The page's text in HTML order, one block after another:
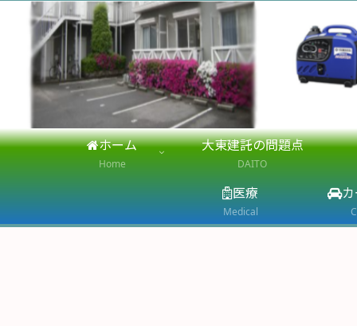
ホーム
Home
大東建託の問題点
DAITO
医療
Medical